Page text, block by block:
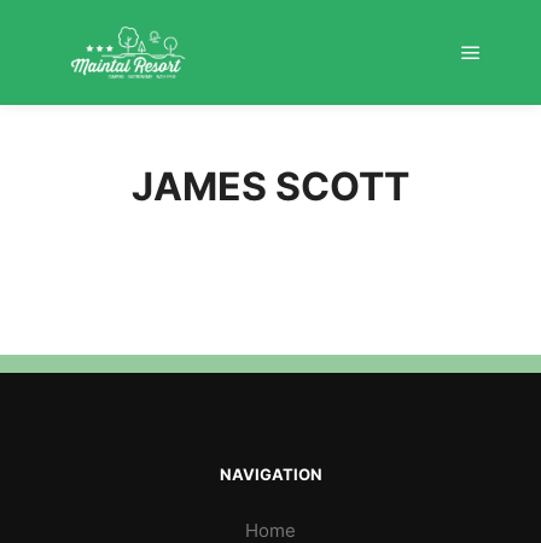
JAMES SCOTT
NAVIGATION
Home